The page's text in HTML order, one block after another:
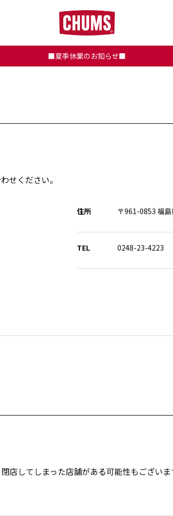
■夏季休業のお知らせ■
せください。
住所 〒961-0853 福
TEL 0248-23-4223
店してしまった店舗がある可能性もございま